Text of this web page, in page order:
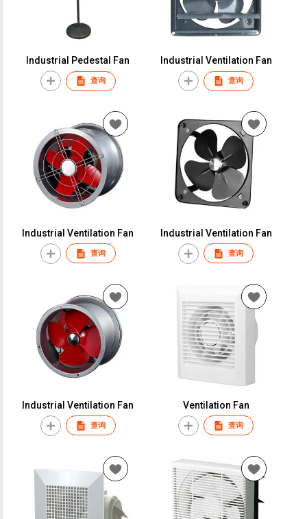
Industrial Pedestal Fan
查询
Industrial Ventilation Fan
查询
Industrial Ventilation Fan
查询
Industrial Ventilation Fan
查询
Industrial Ventilation Fan
查询
Ventilation Fan
查询